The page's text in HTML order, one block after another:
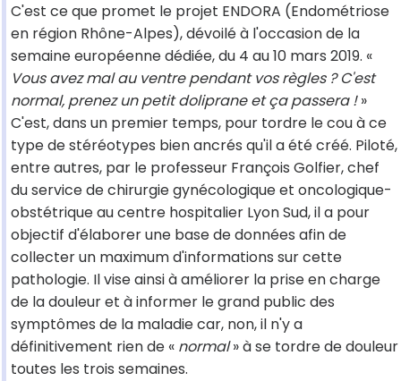
C'est ce que promet le projet ENDORA (Endométriose
en région Rhône-Alpes), dévoilé à l'occasion de la
semaine européenne dédiée, du 4 au 10 mars 2019. «
Vous avez mal au ventre pendant vos règles ? C'est
normal, prenez un petit doliprane et ça passera !»
C'est, dans un premier temps, pour tordre le cou à ce
type de stéréotypes bien ancrés qu'il a été créé. Piloté,
entre autres, par le professeur François Golfier, chef
du service de chirurgie gynécologique et oncologique-
obstétrique au centre hospitalier Lyon Sud, il a pour
objectif d'élaborer une base de données afin de
collecter un maximum d'informations sur cette
pathologie. Il vise ainsi à améliorer la prise en charge
de la douleur et à informer le grand public des
symptômes de la maladie car, non, il n'y a
définitivement rien de « normal» à se tordre de douleur
toutes les trois semaines.